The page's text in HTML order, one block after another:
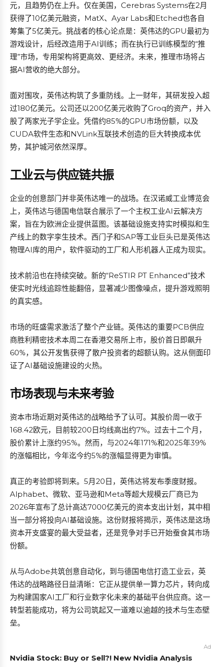
元，且趋势仍在上升。仅在美国，Cerebras Systems在2月
获得了10亿美元融资，MatX、Ayar Labs和Etched也各自
筹集了5亿美元。挑战者的核心论点是：英伟达的GPU最初为
游戏设计，后经改造用于AI训练；而在执行已训练模型的“推
理”市场，专用架构将更高效、更经济。未来，推理市场将占
据AI营收的绝大部分。
面对围攻，英伟达构筑了多重防线。上一财年，其研发投入超
过180亿美元。公司还以200亿美元收购了Groq的资产，并入
股了两家光子学企业。凭借约85%的GPU市场份额，以及
CUDA软件生态和NVLink互联技术创造的巨大转换成本优
势，其护城河依然深厚。
工业云与供应链共振
企业的创意部门并非英伟达唯一的战场。在汉诺威工业博览会
上，英伟达与德国电信联合展示了一个主权工业AI云解决方
案，旨在为欧洲企业提供蓝图。该基础设施支持实时模拟和生
产线上的数字孪生技术。西门子和SAP等工业巨头已是英伟达
物理AI库的用户，软件驱动的工厂和人形机器人正成为现实。
技术前沿也在持续突破。新的“ReSTIR PT Enhanced”技术
使实时光线追踪性能翻倍，显著减少图像噪点，提升游戏照明
的真实感。
市场的旺盛需求激活了整个产业链。英伟达的重要PCB供应
商胜利精密技术本周二在香港交易所上市，股价首日即飙升
60%，其公开发售获得了散户投资者的超额认购。这从侧面印
证了AI基础设施建设的火热。
市场表现与未来考验
资本市场近期对英伟达的战略给予了认可。其股价周一收于
168.42欧元，目前较200日均线高出约7%。过去十二个月，
股价累计上涨约95%。然而，与2024年171%和2025年39%
的涨幅相比，今年迄今约5%的涨幅显得更为审慎。
真正的考验即将到来。5月20日，英伟达将发布季度财报。
Alphabet、微软、亚马逊和Meta等超大规模云厂商已为
2026年宣布了总计高达7000亿美元的资本支出计划，其中相
当一部分将投向AI基础设施。这份财报将揭示，英伟达是这场
资本开支盛宴的最大受益者，还是竞争对手已开始蚕食其市场
份额。
从与Adobe共筑创意自动化，到与德国电信打造工业云，英
伟达的战略路径日益清晰：它正从提供单一算力芯片，转向成
为构建国家AI工厂和行业数字化未来的基础平台供应商。这一
转型若能成功，将为公司筑起又一道难以逾越的技术与生态壁
垒。
Ad
Nvidia Stock: Buy or Sell?! New Nvidia Analysis